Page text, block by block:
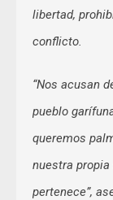
libertad,
conflicto.
“Nos acusan
pueblo
queremos
nuestra
pertenece”,